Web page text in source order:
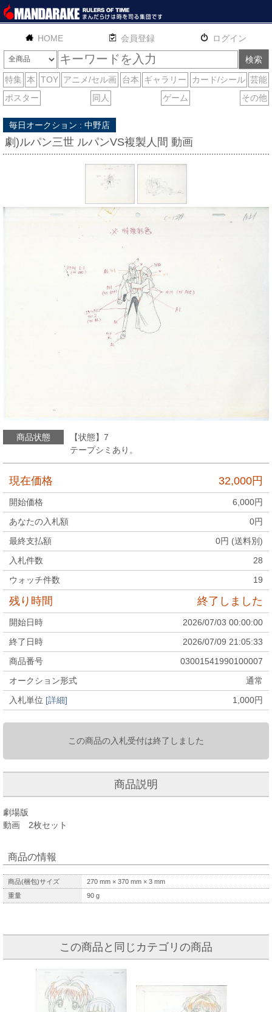
HOME English 通販 サイトマップ お問い合わせ
毎日オークション : 中野店
劇)ルパン三世 ルパンVS複製人間 動画
商品状態
【状態】7
テープシミあり。
現在価格 32,000円
開始価格 6,000円
あなたの入札額
0円
最終支払額
0円 (送料別)
入札件数
28
ウォッチ件数
19
残り時間 終了しました
開始日時
2026/07/03 00:00:00
終了日時
2026/07/09 21:05:33
商品番号
03001541990100007
オークション形式
通常
入札単位 [詳細] 1,000円
この商品の入札受付は終了しました
商品説明
劇場版
動画 2枚セット
商品の情報
商品(梱包)サイズ 270 mm × 370 mm × 3 mm
重量
90 g
この商品と同じカテゴリの商品